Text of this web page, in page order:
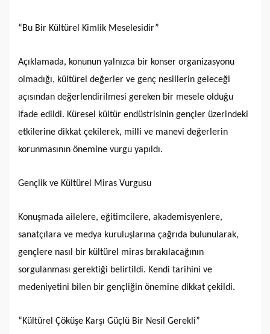
“Bu Bir Kültürel Kimlik Meselesidir”
Açıklamada, konunun yalnızca bir konser organizasyonu
olmadığı, kültürel değerler ve genç nesillerin geleceği
açısından değerlendirilmesi gereken bir mesele olduğu
ifade edildi. Küresel kültür endüstrisinin gençler üzerindeki
etkilerine dikkat çekilerek, milli ve manevi değerlerin
korunmasının önemine vurgu yapıldı.
Gençlik ve Kültürel Miras Vurgusu
Konuşmada ailelere, eğitimcilere, akademisyenlere,
sanatçılara ve medya kuruluşlarına çağrıda bulunularak,
gençlere nasıl bir kültürel miras bırakılacağının
sorgulanması gerektiği belirtildi. Kendi tarihini ve
medeniyetini bilen bir gençliğin önemine dikkat çekildi.
“Kültürel Çöküşe Karşı Güçlü Bir Nesil Gerekli”